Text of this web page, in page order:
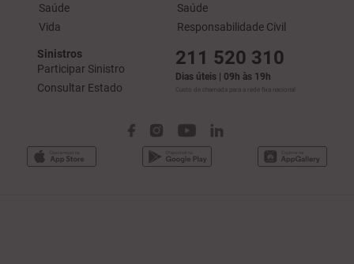
Saúde
Vida
Saúde
Responsabilidade Civil
Sinistros
Participar Sinistro
Consultar Estado
211 520 310
Dias úteis | 09h às 19h
Custo de chamada para a rede fixa nacional